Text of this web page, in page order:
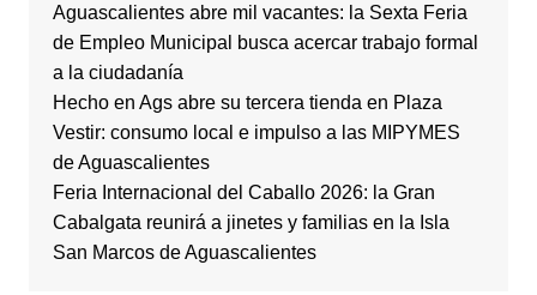
Aguascalientes abre mil vacantes: la Sexta Feria
de Empleo Municipal busca acercar trabajo formal
a la ciudadanía
Hecho en Ags abre su tercera tienda en Plaza
Vestir: consumo local e impulso a las MIPYMES
de Aguascalientes
Feria Internacional del Caballo 2026: la Gran
Cabalgata reunirá a jinetes y familias en la Isla
San Marcos de Aguascalientes